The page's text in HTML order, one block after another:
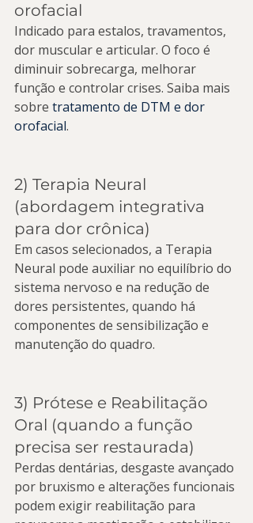
orofacial
Indicado para estalos, travamentos,
dor muscular e articular. O foco é
diminuir sobrecarga, melhorar
função e controlar crises. Saiba mais
sobre tratamento de DTM e dor
orofacial.
2) Terapia Neural
(abordagem integrativa
para dor crônica)
Em casos selecionados, a Terapia
Neural pode auxiliar no equilíbrio do
sistema nervoso e na redução de
dores persistentes, quando há
componentes de sensibilização e
manutenção do quadro.
3) Prótese e Reabilitação
Oral (quando a função
precisa ser restaurada)
Perdas dentárias, desgaste avançado
por bruxismo e alterações funcionais
podem exigir reabilitação para